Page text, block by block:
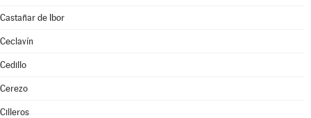
Castañar de Ibor
Ceclavín
Cedillo
Cerezo
Cilleros